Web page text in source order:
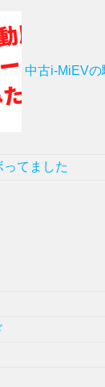
中古i-MiEVの
てました